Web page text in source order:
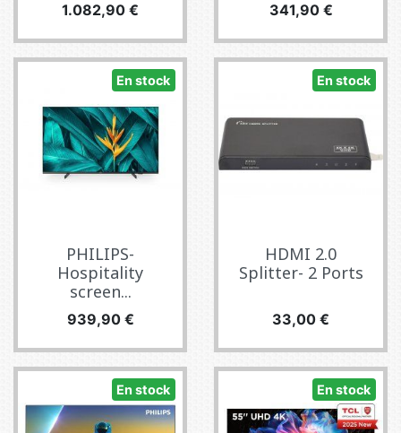
Precio
1.082,90 € Precio
341,90 €
En stock
PHILIPS-
Hospitality
screen...
Precio
939,90 €
En stock
HDMI 2.0
Splitter- 2 Ports
Precio
33,00 €
En stock En stock